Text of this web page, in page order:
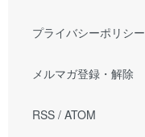
プライバシーポリシー
メルマガ登録・解除
RSS / ATOM